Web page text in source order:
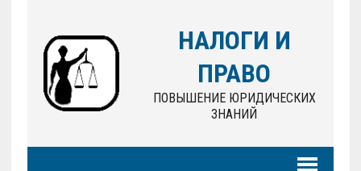
НАЛОГИ И
ПРАВО
ПОВЫШЕНИЕ ЮРИДИЧЕСКИХ
ЗНАНИЙ